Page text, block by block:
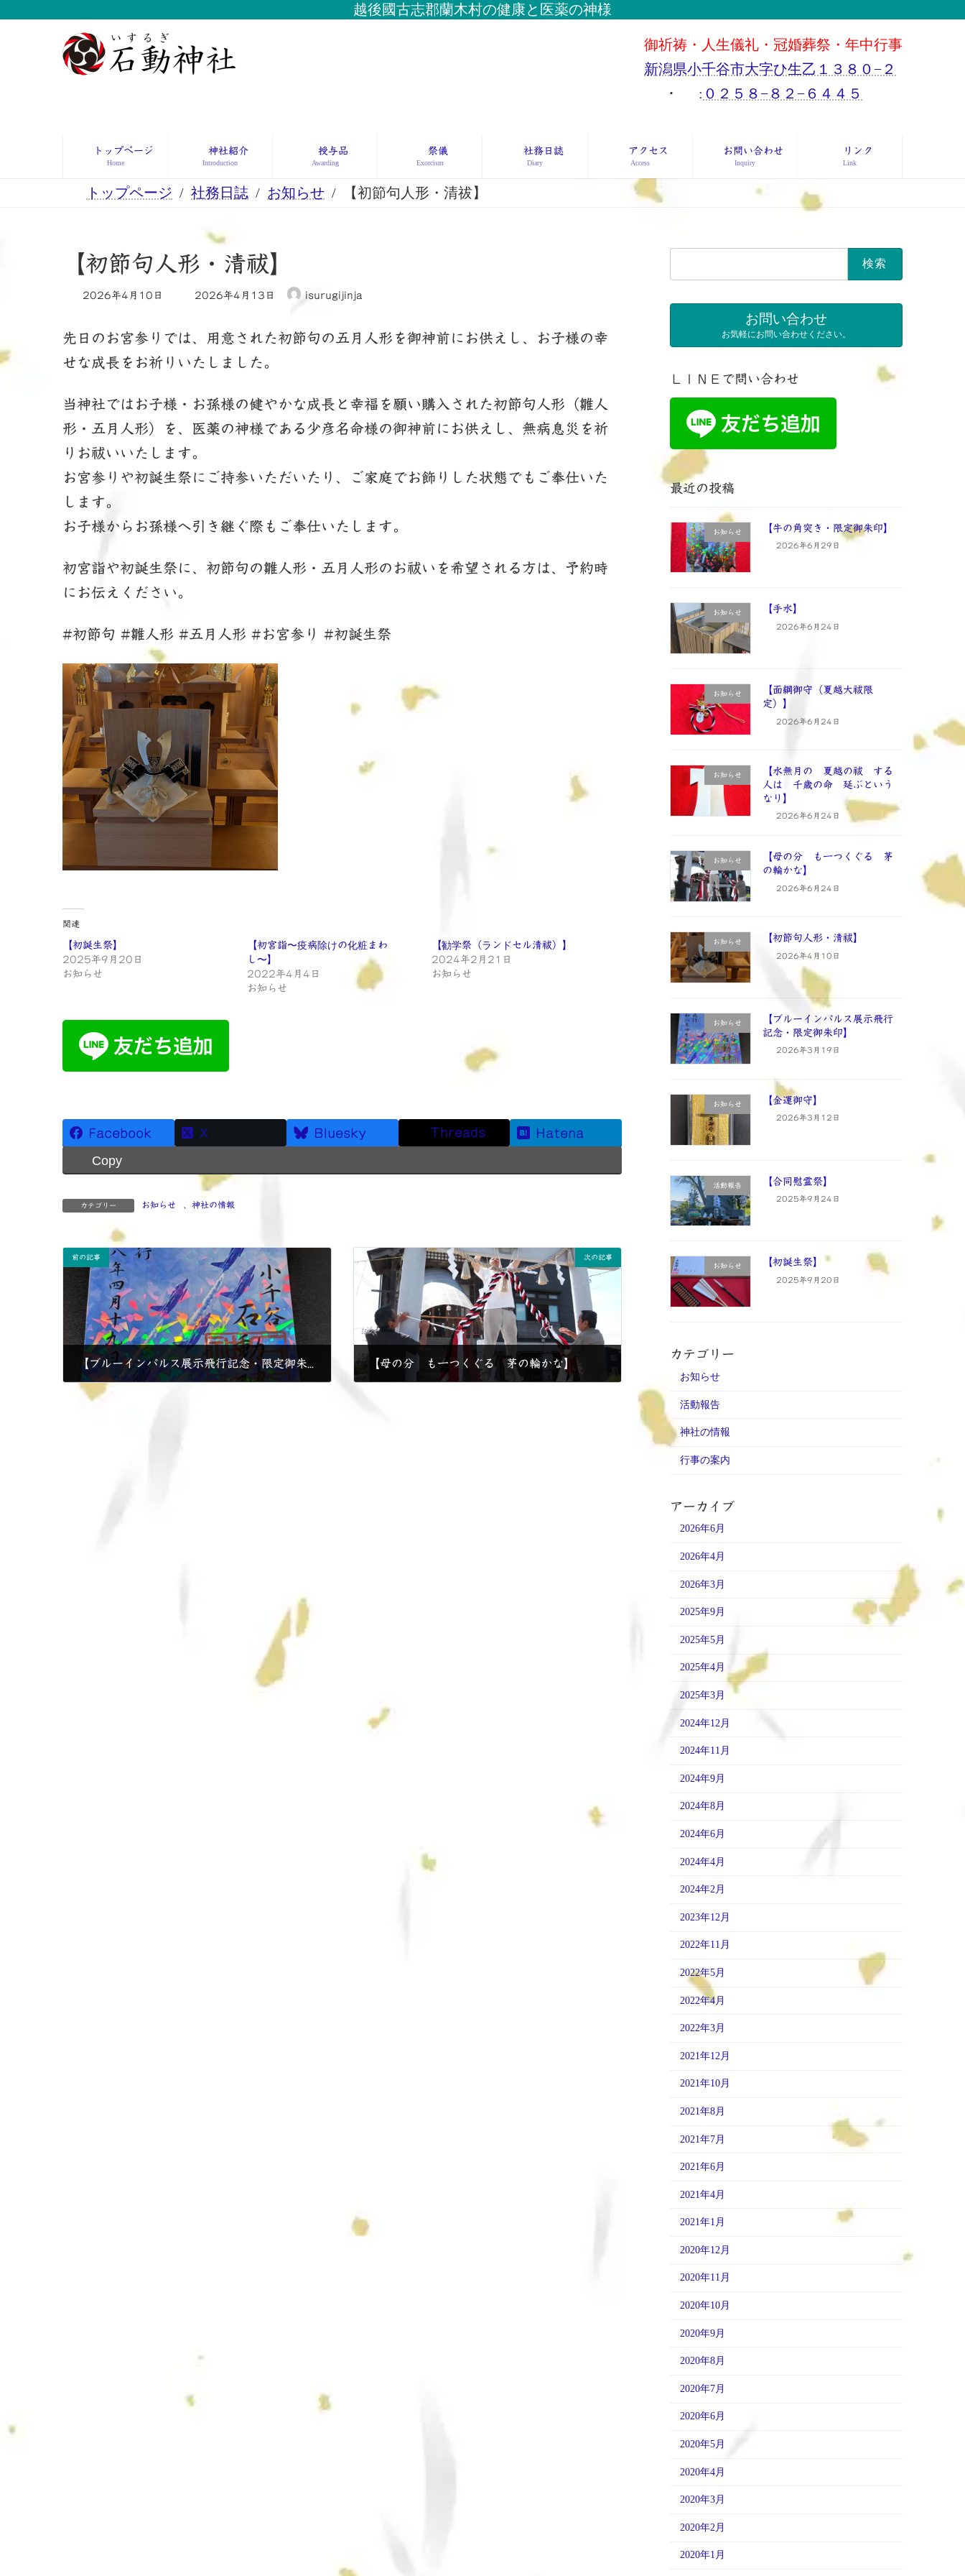
越後國古志郡蘭木村の健康と医薬の神様
御祈祷・人生儀礼・冠婚葬祭・年中行事
新潟県小千谷市大字ひ生乙１３８０−２
･
: ０２５８−８２−６４４５
トップページ
Home
神社紹介
Introduction
授与品
Awarding
祭儀
Exorcism
社務日誌
Diary
アクセス
Access
お問い合わせ
Inquiry
リンク
Link
トップページ 社務日誌 お知らせ 【初節句人形・清祓】
【初節句人形・清祓】
2026年4月10日
最
日
時
2026年4月13日 isurugijinja
先日のお宮参りでは、用意された初節句の五月人形を御神前にお供えし、お子様の幸
せな成長をお祈りいたしました。
当神社ではお子様・お孫様の健やかな成長と幸福を願い購入された初節句人形（雛人
形・五月人形）を、医薬の神様である少彦名命様の御神前にお供えし、無病息災を祈
りお祓いいたします。
お宮参りや初誕生祭にご持参いただいたり、ご家庭でお飾りした状態でもご奉仕いた
します。
お子様からお孫様へ引き継ぐ際もご奉仕いたします。
初宮詣や初誕生祭に、初節句の雛人形・五月人形のお祓いを希望される方は、予約時
にお伝えください。
#初節句 #雛人形 #五月人形 #お宮参り #初誕生祭
関連
【初誕生祭】
2025年9月20日
お知らせ
【初宮詣〜疫病除けの化粧まわ
し〜】
2022年4月4日
お知らせ
【勧学祭（ランドセル清祓）】
2024年2月21日
お知らせ
Facebook X Bluesky Threads Hatena
Copy
カテゴリー お知らせ 神社の情報
前の記事
2026年3月19日
次の記事
【母の分 も一つくぐる 茅の輪かな】
索:
お問い合わせ
お気軽にお問い合わせください。
ＬＩＮＥで問い合わせ
最近の投稿
お知らせ 【牛の角突き・限定御朱印】
2026年6月29日
お知らせ 【手水】
2026年6月24日
お知らせ
【面綱御守（夏越大祓限
定）】
2026年6月24日
お知らせ
【水無月の 夏越の祓 する
人は 千歳の命 延ぶという
なり】
2026年6月24日
お知らせ
【母の分 も一つくぐる 茅
の輪かな】
2026年6月24日
お知らせ 【初節句人形・清祓】
2026年4月10日
お知らせ
【ブルーインパルス展示飛行
記念・限定御朱印】
2026年3月19日
お知らせ 【金運御守】
2026年3月12日
活動報告 【合同慰霊祭】
2025年9月24日
お知らせ 【初誕生祭】
2025年9月20日
カテゴリー
お知らせ
活動報告
神社の情報
行事の案内
アーカイブ
2026年6月
2026年4月
2026年3月
2025年9月
2025年5月
2025年4月
2025年3月
2024年12月
2024年11月
2024年9月
2024年8月
2024年6月
2024年4月
2024年2月
2023年12月
2022年11月
2022年5月
2022年4月
2022年3月
2021年12月
2021年10月
2021年8月
2021年7月
2021年6月
2021年4月
2021年1月
2020年12月
2020年11月
2020年10月
2020年9月
2020年8月
2020年7月
2020年6月
2020年5月
2020年4月
2020年3月
2020年2月
2020年1月